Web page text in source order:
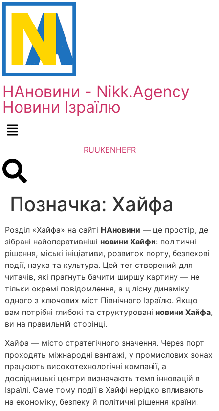
НАновини - Nikk.Agency
Новини Ізраїлю
RUUKENHEFR
Позначка: Хайфа
Розділ «Хайфа» на сайті НАновини — це простір, де
зібрані найоперативніші новини Хайфи: політичні
рішення, міські ініціативи, розвиток порту, безпекові
події, наука та культура. Цей тег створений для
читачів, які прагнуть бачити ширшу картину — не
тільки окремі повідомлення, а цілісну динаміку
одного з ключових міст Північного Ізраїлю. Якщо
вам потрібні глибокі та структуровані новини Хайфа,
ви на правильній сторінці.
Хайфа — місто стратегічного значення. Через порт
проходять міжнародні вантажі, у промислових зонах
працюють високотехнологічні компанії, а
дослідницькі центри визначають темп інновацій в
Ізраїлі. Саме тому події в Хайфі нерідко впливають
на економіку, безпеку й політичні рішення країни.